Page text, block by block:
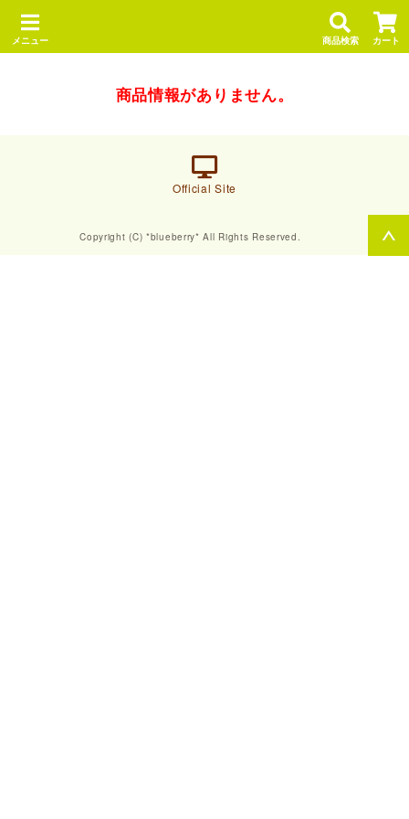
メニュー 商品検索 カート
商品情報がありません。
Official Site
Copyright (C) *blueberry* All Rights Reserved.